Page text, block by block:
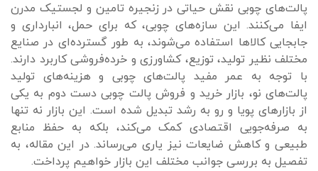
پالت‌های چوبی نقش حیاتی در زنجیره تامین و لجستیک مدرن
ایفا می‌کنند. این سازه‌های چوبی، که برای حمل، انبارداری و
جابجایی کالاها استفاده می‌شوند، به طور گسترده‌ای در صنایع
مختلف نظیر تولید، توزیع، کشاورزی و خرده‌فروشی کاربرد دارند.
با توجه به عمر مفید پالت‌های چوبی و هزینه‌های تولید
پالت‌های نو، بازار خرید و فروش پالت چوبی دست دوم به یکی
از بازارهای پویا و رو به رشد تبدیل شده است. این بازار نه تنها
به صرفه‌جویی اقتصادی کمک می‌کند، بلکه به حفظ منابع
طبیعی و کاهش ضایعات نیز یاری می‌رساند. در این مقاله، به
تفصیل به بررسی جوانب مختلف این بازار خواهیم پرداخت.